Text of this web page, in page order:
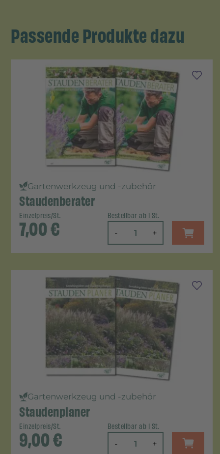
Passende Produkte dazu
Gartenwerkzeug und -zubehör
Staudenberater
Einzelpreis/St.
7,00€
Bestellbar ab 1 St.
- +
Gartenwerkzeug und -zubehör
Staudenplaner
Einzelpreis/St.
9,00€
Bestellbar ab 1 St.
- +